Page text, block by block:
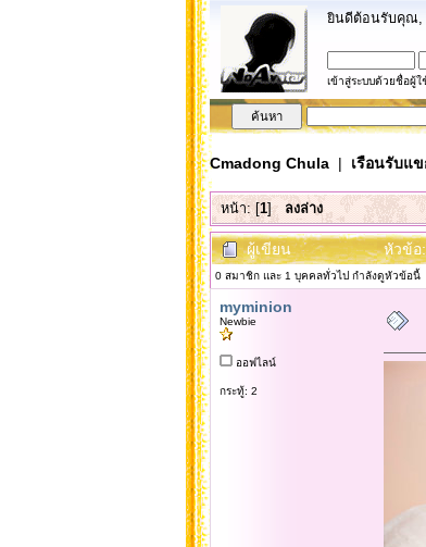
ยินดีต้อนรับคุณ,
เข้าสู่ระบบด้วยชื่อผู้
Cmadong Chula| เรือนรับแ
หน้า: [1] ลงล่าง
ผู้เขียน หัวข้อ
0 สมาชิก และ 1 บุคคลทั่วไป กำลังดูหัวข้อนี้
myminion
Newbie
ออฟไลน์
กระทู้: 2